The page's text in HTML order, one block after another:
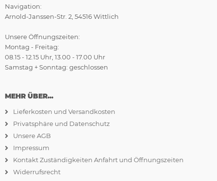
Navigation:
Arnold-Janssen-Str. 2, 54516 Wittlich
Unsere Öffnungszeiten:
Montag - Freitag:
08.15 - 12.15 Uhr, 13.00 - 17.00 Uhr
Samstag + Sonntag: geschlossen
MEHR ÜBER...
Lieferkosten und Versandkosten
Privatsphäre und Datenschutz
Unsere AGB
Impressum
Kontakt Zuständigkeiten Anfahrt und Öffnungszeiten
Widerrufsrecht